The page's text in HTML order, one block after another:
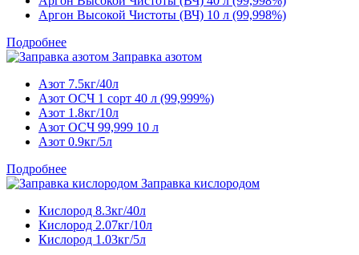
Аргон Высокой Чистоты (ВЧ) 10 л (99,998%)
Подробнее
Заправка азотом
Азот 7.5кг/40л
Азот ОСЧ 1 сорт 40 л (99,999%)
Азот 1.8кг/10л
Азот ОСЧ 99,999 10 л
Азот 0.9кг/5л
Подробнее
Заправка кислородом
Кислород 8.3кг/40л
Кислород 2.07кг/10л
Кислород 1.03кг/5л